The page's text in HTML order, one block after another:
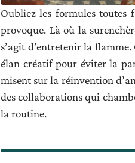
Oubliez les formules toutes
provoque. Là où la
s’agit d’entretenir la
élan créatif pour éviter la
misent sur la réinvention
des collaborations qui
la routine.